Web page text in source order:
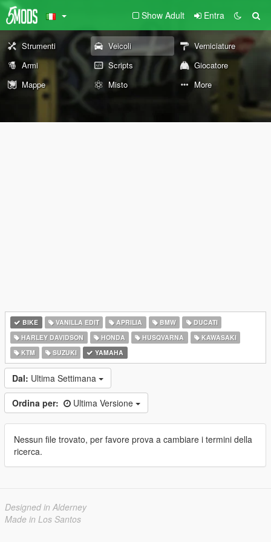
Show Adult Entra
Strumenti Veicoli
Verniciature
Armi
Scripts
Giocatore
Mappe
Misto More
BIKE VANILLA EDIT APRILIA BMW
DUCATI
HARLEY DAVIDSON
HONDA HUSQVARNA
KAWASAKI
KTM
SUZUKI YAMAHA
Dal: Ultima Settimana
Ordina per: Ultima Versione
Nessun file trovato, per favore prova a cambiare i termini della
ricerca.
Designed in Alderney
Made in Los Santos